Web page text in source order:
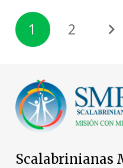
1 2
Scalabrinianas